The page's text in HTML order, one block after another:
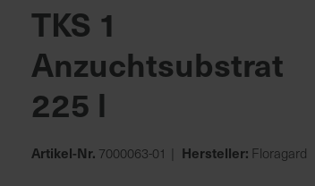
TKS 1
Anzuchtsubstrat
225 l
Artikel-Nr. 7000063-01 Hersteller: Floragard